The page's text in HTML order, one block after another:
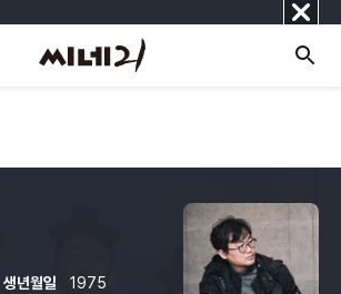
닫
기
생년월일
1975